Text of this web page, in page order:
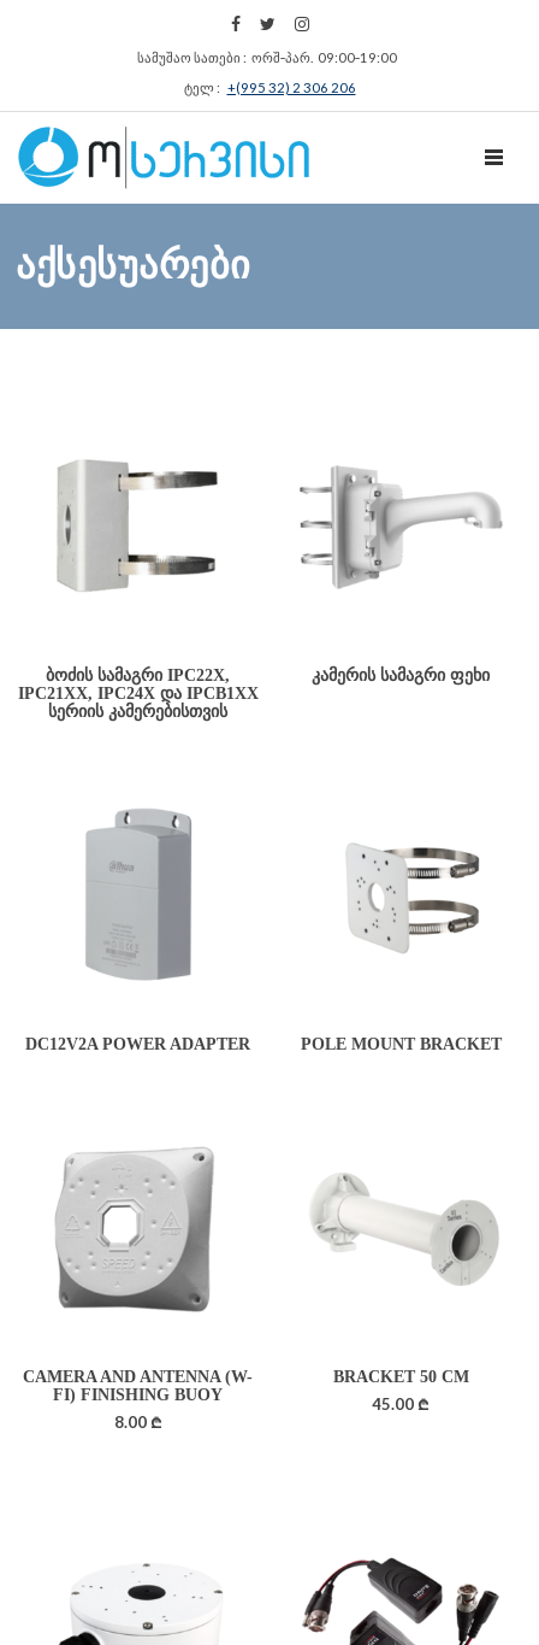
სამუშაო სათები : ორშ‑პარ. 09:00‑19:00
ტელ : +(995 32) 2 306 206
აქსესუარები
ᲑᲝᲫᲘᲡ ᲡᲐᲛᲐᲒᲠᲘ IPC22X,
IPC21XX, IPC24X ᲓᲐ IPCB1XX
ᲡᲔᲠᲘᲘᲡ ᲙᲐᲛᲔᲠᲔᲑᲘᲡᲗᲕᲘᲡ
ᲙᲐᲛᲔᲠᲘᲡ ᲡᲐᲛᲐᲒᲠᲘ ᲤᲔᲮᲘ
DC12V2A POWER ADAPTER POLE MOUNT BRACKET
CAMERA AND ANTENNA (W-
FI) FINISHING BUOY
8.00 ₾
BRACKET 50 CM
45.00 ₾